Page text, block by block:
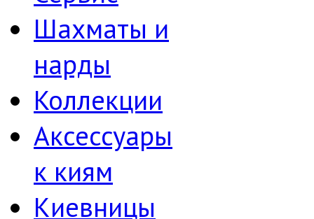
Шахматы и
нарды
Коллекции
Аксессуары
к киям
Киевницы